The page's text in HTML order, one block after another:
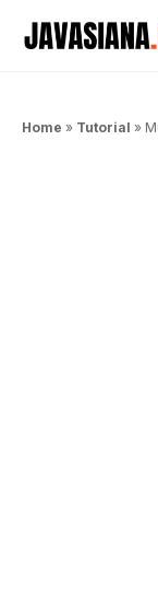
Home » Tutorial »